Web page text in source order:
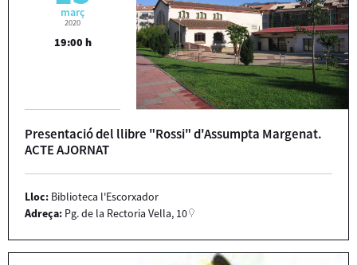
març
2020
19:00 h
Presentació del llibre "Rossi" d'Assumpta Margenat.
ACTE AJORNAT
Lloc: Biblioteca l'Escorxador
Adreça: Pg. de la Rectoria Vella, 10